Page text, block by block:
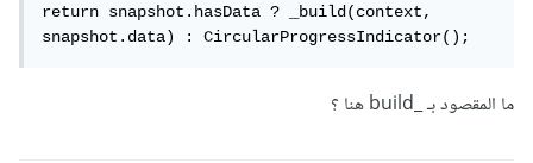
فتكون FutureBuilder بهذا الشكل كاملاً
return snapshot.hasData ? _build(context,
snapshot.data) : CircularProgressIndicator();
ما المقصود بـ _build هنا ؟